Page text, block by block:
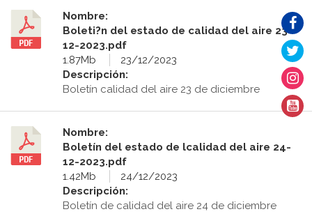
Nombre:
Boleti?n del estado de calidad del aire 23-
12-2023.pdf
1.87Mb
23/12/2023
Descripción:
Boletín calidad del aire 23 de diciembre
Nombre:
Boletín del estado de lcalidad del aire 24-
12-2023.pdf
1.42Mb
24/12/2023
Descripción:
Boletín de calidad del aire 24 de diciembre